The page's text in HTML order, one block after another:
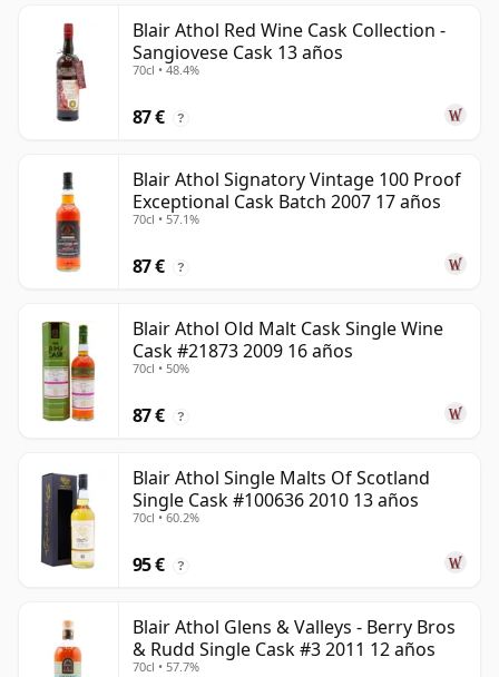
Blair Athol Red Wine Cask Collection -
Sangiovese Cask 13 años
70cl • 48.4%
87 € ?
Blair Athol Signatory Vintage 100 Proof
Exceptional Cask Batch 2007 17 años
70cl • 57.1%
87 € ?
Blair Athol Old Malt Cask Single Wine
Cask #21873 2009 16 años
70cl • 50%
87 € ?
Blair Athol Single Malts Of Scotland
Single Cask #100636 2010 13 años
70cl • 60.2%
95 € ?
Blair Athol Glens & Valleys - Berry Bros
& Rudd Single Cask #3 2011 12 años
70cl • 57.7%